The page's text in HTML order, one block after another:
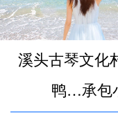
溪头古琴文化
鸭…承包